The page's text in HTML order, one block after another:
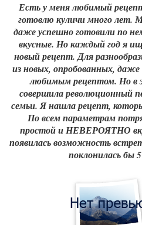
Есть у меня любимый
готовлю куличи много лет.
даже успешно готовили по
вкусные. Но каждый год я
новый рецепт. Для
из новых, опробованных,
любимым рецептом. Но в
совершила революционный
семьи. Я нашла рецепт,
По всем параметрам
простой и НЕВЕРОЯТНО
появилась возможность
поклонилась бы